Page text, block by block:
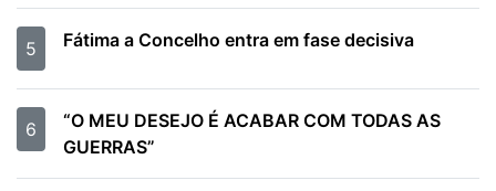
5 Fátima a Concelho entra em fase decisiva
6
“O MEU DESEJO É ACABAR COM TODAS AS
GUERRAS”